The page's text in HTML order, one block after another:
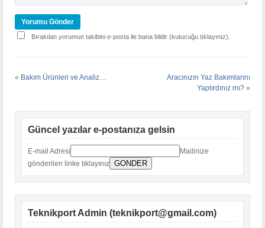
Bırakılan yorumun takibini e-posta ile bana bildir (kutucuğu tıklayınız).
« Bakım Ürünleri ve Analiz…
Aracınızın Yaz Bakımlarını
Yaptırdınız mı?»
Güncel yazılar e-postanıza gelsin
E-mail Adresi
Mailinize
gönderilen linke tıklayınız
Teknikport Admin (teknikport@gmail.com)